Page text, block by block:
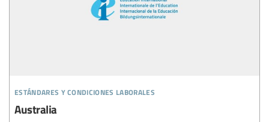
estándares y condiciones laborales
Australia